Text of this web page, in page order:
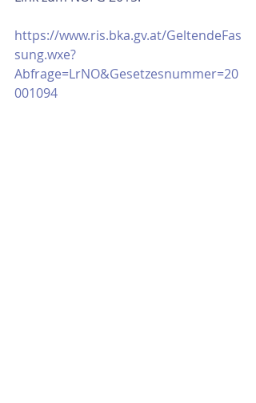
https://www.ris.bka.gv.at/GeltendeFas
sung.wxe?
Abfrage=LrNO&Gesetzesnummer=20
001094​